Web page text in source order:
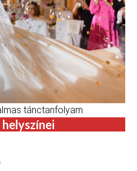
tánctanfolyam